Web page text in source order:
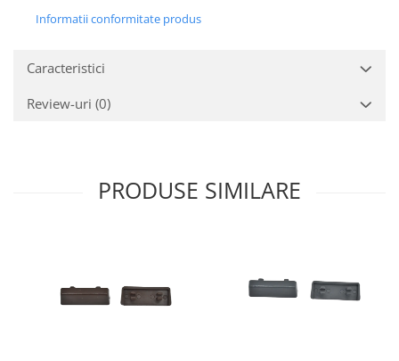
Informatii conformitate produs
Caracteristici
Review-uri (0)
PRODUSE SIMILARE